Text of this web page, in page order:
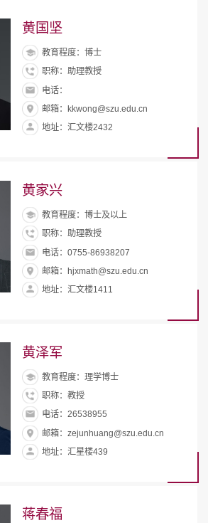
黄国坚
教育程度：博士
职称：助理教授
电话：
邮箱：kkwong@szu.edu.cn
地址：汇文楼2432
黄家兴
教育程度：博士及以上
职称：助理教授
电话：0755-86938207
邮箱：hjxmath@szu.edu.cn
地址：汇文楼1411
黄泽军
教育程度：理学博士
职称：教授
电话：26538955
邮箱：zejunhuang@szu.edu.cn
地址：汇星楼439
蒋春福